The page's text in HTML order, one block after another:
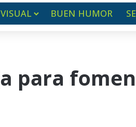
BUEN HUMOR
para